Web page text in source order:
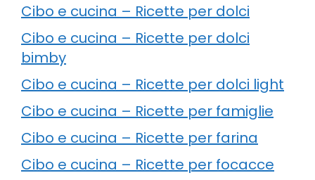
Cibo e cucina – Ricette per dolci
Cibo e cucina – Ricette per dolci
bimby
Cibo e cucina – Ricette per dolci light
Cibo e cucina – Ricette per famiglie
Cibo e cucina – Ricette per farina
Cibo e cucina – Ricette per focacce